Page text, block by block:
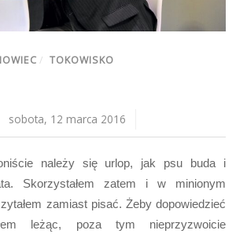
/ TOKOWISKO
sobota, 12 marca 2016
należy się urlop, jak psu buda i
Skorzystałem zatem i w minionym
zamiast pisać. Żeby dopowiedzieć
leżąc, poza tym nieprzyzwoicie